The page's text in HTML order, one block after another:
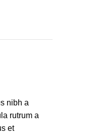
nibh a
rutrum a
et